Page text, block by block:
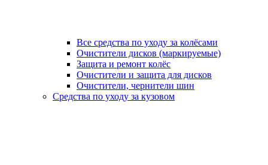
Все средства по уходу за колёсами
Очистители дисков (маркируемые)
Защита и ремонт колёс
Очистители и защита для дисков
Очистители, чернители шин
Средства по уходу за кузовом